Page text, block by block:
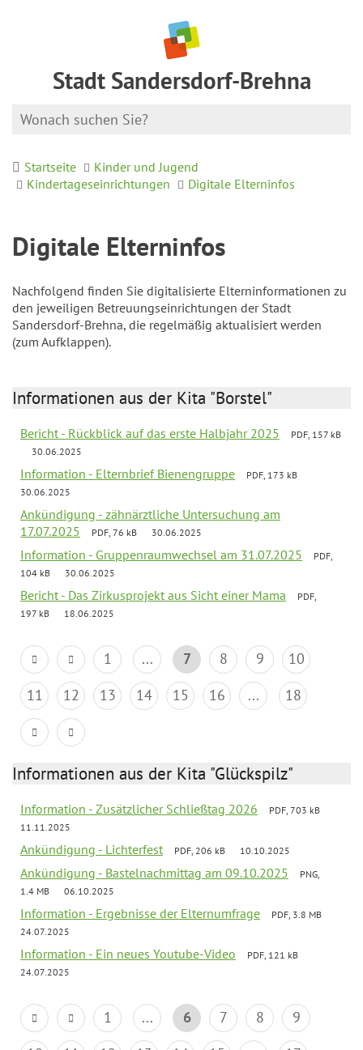
Stadt Sandersdorf-Brehna
Startseite
Kinder und Jugend
Kindertageseinrichtungen
Digitale Elterninfos
Digitale Elterninfos
Nachfolgend finden Sie digitalisierte Elterninformationen zu
den jeweiligen Betreuungseinrichtungen der Stadt
Sandersdorf-Brehna, die regelmäßig aktualisiert werden
(zum Aufklappen).
Informationen aus der Kita "Borstel"
Bericht - Rückblick auf das erste Halbjahr 2025
PDF, 157 kB
30.06.2025
Information - Elternbrief Bienengruppe
PDF, 173 kB
30.06.2025
Ankündigung - zähnärztliche Untersuchung am
17.07.2025
PDF, 76 kB 30.06.2025
Information - Gruppenraumwechsel am 31.07.2025
PDF,
104 kB
30.06.2025
Bericht - Das Zirkusprojekt aus Sicht einer Mama
PDF,
197 kB
18.06.2025
1 ... 7 8 9
10
11
12 13 14 15 16 ... 18
Informationen aus der Kita "Glückspilz"
Information - Zusätzlicher Schließtag 2026
PDF, 703 kB
11.11.2025
Ankündigung - Lichterfest PDF, 206 kB 10.10.2025
Ankündigung - Bastelnachmittag am 09.10.2025
PNG,
1.4 MB
06.10.2025
Information - Ergebnisse der Elternumfrage
PDF, 3.8 MB
24.07.2025
Information - Ein neues Youtube-Video
PDF, 121 kB
24.07.2025
1 ... 6 7 8
9